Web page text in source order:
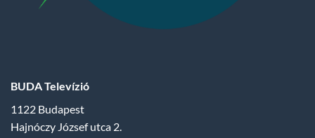
BUDA Televízió
1122 Budapest
Hajnóczy József utca 2.